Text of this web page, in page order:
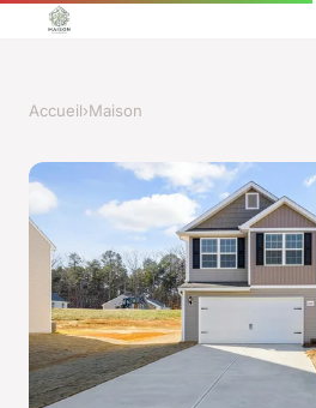
Accueil›Maison